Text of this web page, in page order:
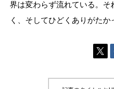
界は変わらず流れている。そ
く、そしてひどくありがたか
